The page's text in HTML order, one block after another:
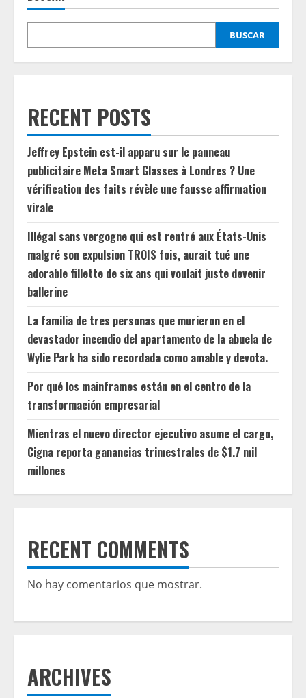
BUSCAR
RECENT POSTS
Jeffrey Epstein est-il apparu sur le panneau
publicitaire Meta Smart Glasses à Londres ? Une
vérification des faits révèle une fausse affirmation
virale
Illégal sans vergogne qui est rentré aux États-Unis
malgré son expulsion TROIS fois, aurait tué une
adorable fillette de six ans qui voulait juste devenir
ballerine
La familia de tres personas que murieron en el
devastador incendio del apartamento de la abuela de
Wylie Park ha sido recordada como amable y devota.
Por qué los mainframes están en el centro de la
transformación empresarial
Mientras el nuevo director ejecutivo asume el cargo,
Cigna reporta ganancias trimestrales de $1.7 mil
millones
RECENT COMMENTS
No hay comentarios que mostrar.
ARCHIVES